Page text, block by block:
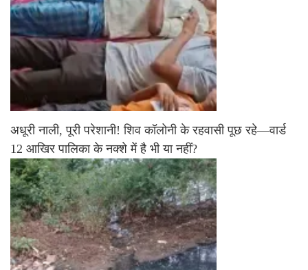
अधूरी नाली, पूरी परेशानी! शिव कॉलोनी के रहवासी पूछ रहे—वार्ड
12 आखिर पालिका के नक्शे में है भी या नहीं?